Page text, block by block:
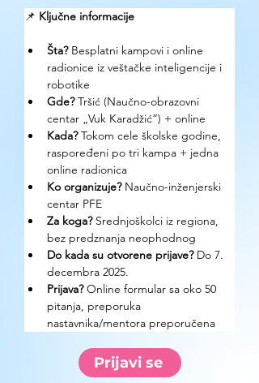
📌 Ključne informacije
Šta? Besplatni kampovi i online
radionice iz veštačke inteligencije i
robotike
Gde? Tršić (Naučno-obrazovni
centar „Vuk Karadžić”) + online
Kada? Tokom cele školske godine,
raspoređeni po tri kampa + jedna
online radionica
Ko organizuje? Naučno-inženjerski
centar PFE
Za koga? Srednjoškolci iz regiona,
bez predznanja neophodnog
Do kada su otvorene prijave? Do 7.
decembra 2025.
Prijava? Online formular sa oko 50
pitanja, preporuka
nastavnika/mentora preporučena
Prijavi se